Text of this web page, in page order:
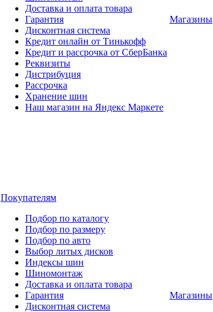
Доставка и оплата товара
Гарантия
Дисконтная система
Кредит онлайн от Тинькофф
Кредит и рассрочка от СберБанка
Реквизиты
Дистрибуция
Рассрочка
Хранение шин
Наш магазин на Яндекс Маркете
Магазины
Покупателям
Подбор по каталогу
Подбор по размеру
Подбор по авто
Выбор литых дисков
Индексы шин
Шиномонтаж
Доставка и оплата товара
Гарантия
Дисконтная система
Магазины